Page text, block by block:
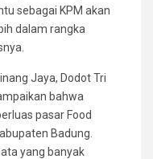
sebagai KPM akan
dalam rangka
Jaya, Dodot Tri
bahwa
pasar Food
Badung.
yang banyak